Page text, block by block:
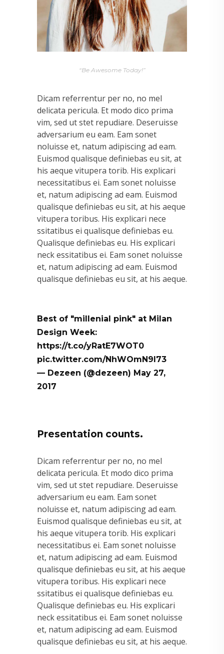
“Be Awesome Today!”
Dicam referrentur per no, no mel
delicata pericula. Et modo dico prima
vim, sed ut stet repudiare. Deseruisse
adversarium eu eam. Eam sonet
noluisse et, natum adipiscing ad eam.
Euismod qualisque definiebas eu sit, at
his aeque vitupera torib. His explicari
necessitatibus ei. Eam sonet noluisse
et, natum adipiscing ad eam. Euismod
qualisque definiebas eu sit, at his aeque
vitupera toribus. His explicari nece
ssitatibus ei qualisque definiebas eu.
Qualisque definiebas eu. His explicari
neck essitatibus ei. Eam sonet noluisse
et, natum adipiscing ad eam. Euismod
qualisque definiebas eu sit, at his aeque.
Best of "millenial pink" at Milan
Design Week:
https://t.co/yRatE7WOT0
pic.twitter.com/NhWOmN9l73
— Dezeen (@dezeen) May 27,
2017
Presentation counts.
Dicam referrentur per no, no mel
delicata pericula. Et modo dico prima
vim, sed ut stet repudiare. Deseruisse
adversarium eu eam. Eam sonet
noluisse et, natum adipiscing ad eam.
Euismod qualisque definiebas eu sit, at
his aeque vitupera torib. His explicari
necessitatibus ei. Eam sonet noluisse
et, natum adipiscing ad eam. Euismod
qualisque definiebas eu sit, at his aeque
vitupera toribus. His explicari nece
ssitatibus ei qualisque definiebas eu.
Qualisque definiebas eu. His explicari
neck essitatibus ei. Eam sonet noluisse
et, natum adipiscing ad eam. Euismod
qualisque definiebas eu sit, at his aeque.